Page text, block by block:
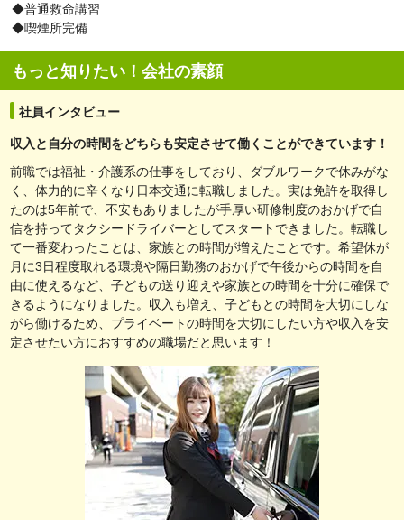
◆普通救命講習
◆喫煙所完備
もっと知りたい！会社の素顔
社員インタビュー
収入と自分の時間をどちらも安定させて働くことができています！
前職では福祉・介護系の仕事をしており、ダブルワークで休みがな
く、体力的に辛くなり日本交通に転職しました。実は免許を取得し
たのは5年前で、不安もありましたが手厚い研修制度のおかげで自
信を持ってタクシードライバーとしてスタートできました。転職し
て一番変わったことは、家族との時間が増えたことです。希望休が
月に3日程度取れる環境や隔日勤務のおかげで午後からの時間を自
由に使えるなど、子どもの送り迎えや家族との時間を十分に確保で
きるようになりました。収入も増え、子どもとの時間を大切にしな
がら働けるため、プライベートの時間を大切にしたい方や収入を安
定させたい方におすすめの職場だと思います！